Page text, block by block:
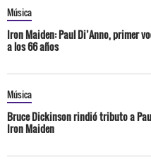
Música
Iron Maiden: Paul Di’Anno, primer
a los 66 años
Música
Bruce Dickinson rindió tributo a
Iron Maiden